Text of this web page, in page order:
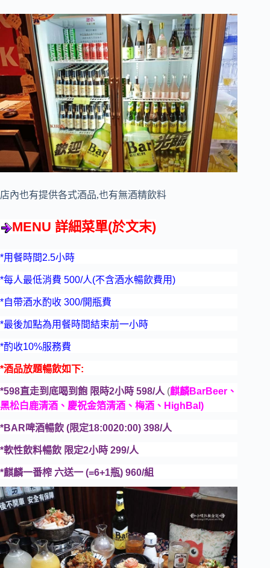
店內也有提供各式酒品,也有無酒精飲料
MENU 詳細菜單(於文末)
*用餐時間2.5小時
*每人最低消費 500/人(不含酒水暢飲費用)
*自帶酒水酌收 300/開瓶費
*最後加點為用餐時間結束前一小時
*酌收10%服務費
*酒品放題暢飲如下:
*598直走到底喝到飽 限時2小時 598/人 (麒麟BarBeer、
黑松白鹿清酒、慶祝金箔清酒 、梅酒、HighBal)
*BAR啤酒暢飲 (限定18:0020:00) 398/人
*軟性飲料暢飲 限定2小時 299/人
*麒麟一番榨 六送一 (=6+1瓶) 960/組